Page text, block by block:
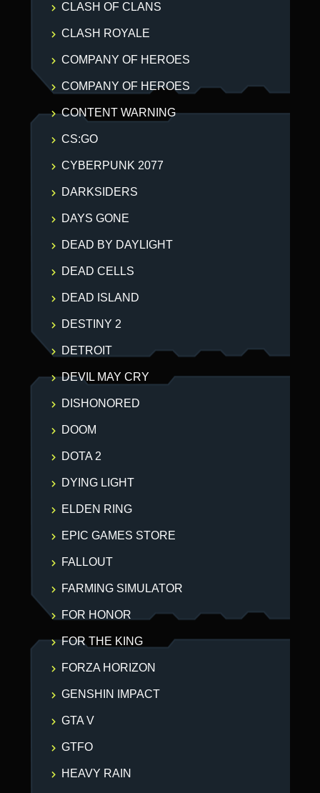
CLASH OF CLANS
CLASH ROYALE
COMPANY OF HEROES
COMPANY OF HEROES
CONTENT WARNING
CS:GO
CYBERPUNK 2077
DARKSIDERS
DAYS GONE
DEAD BY DAYLIGHT
DEAD CELLS
DEAD ISLAND
DESTINY 2
DETROIT
DEVIL MAY CRY
DISHONORED
DOOM
DOTA 2
DYING LIGHT
ELDEN RING
EPIC GAMES STORE
FALLOUT
FARMING SIMULATOR
FOR HONOR
FOR THE KING
FORZA HORIZON
GENSHIN IMPACT
GTA V
GTFO
HEAVY RAIN